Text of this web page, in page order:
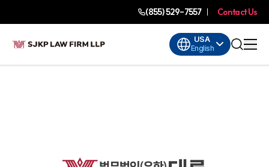
(855) 529-7557 Contact Us
USA
English